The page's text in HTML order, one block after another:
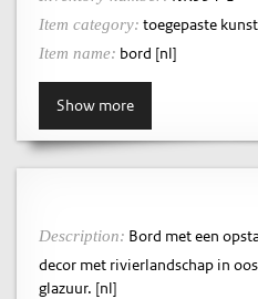
Item category: toegepaste
Item name: bord [nl]
Show more
Description: Bord met een
decor met rivierlandschap in
glazuur. [nl]